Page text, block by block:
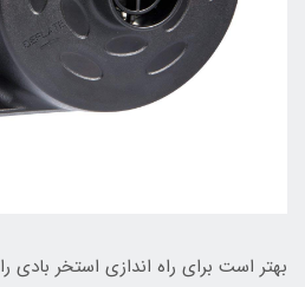
بهتر است برای راه اندازی استخر بادی